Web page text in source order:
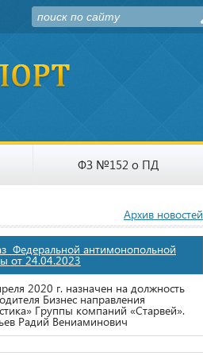
ФЗ №152 о ПД
Архив новостей
Федеральной антимонопольной
от 24.04.2023
2020 г. назначен на должность
Бизнес направления
Группы компаний «Старвей».
Радий Вениаминович